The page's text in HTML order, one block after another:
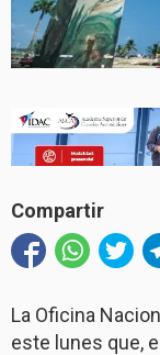
Compartir
La Oficina
este lunes que,